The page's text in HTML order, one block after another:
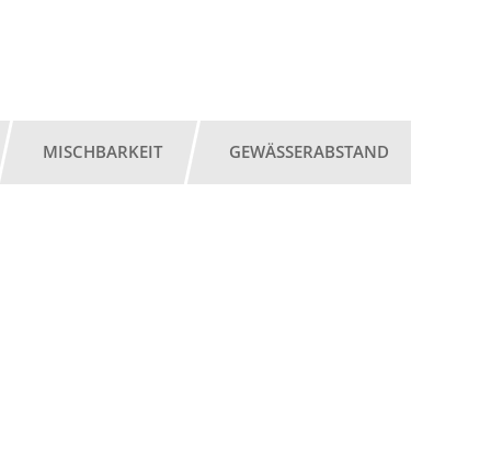
MISCHBARKEIT GEWÄSSERABSTAND